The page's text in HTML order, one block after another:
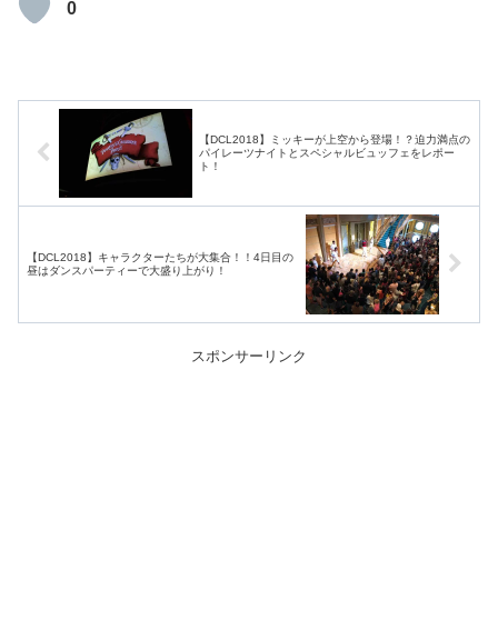
0
【DCL2018】ミッキーが上空から登場！？迫力満点の
パイレーツナイトとスペシャルビュッフェをレポー
ト！
【DCL2018】キャラクターたちが大集合！！4日目の
昼はダンスパーティーで大盛り上がり！
スポンサーリンク